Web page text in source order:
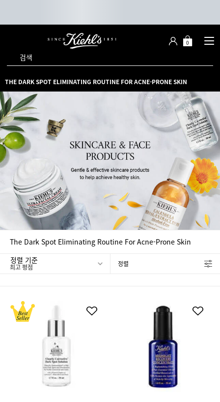
검색
장
니
0
THE DARK SPOT ELIMINATING ROUTINE FOR ACNE-PRONE SKIN
The Dark Spot Eliminating Routine For Acne-Prone Skin
정렬 기준
정렬
FILTER MENU